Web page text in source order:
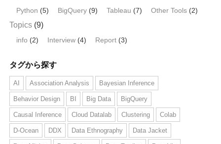
Python (5) BigQuery (9) Tableau (7) Other Tools (2)
Topics (9)
info (2) Interview (4) Report (3)
タグから探す
AI Association Analysis Bayesian Inference
Behavior Design BI Big Data BigQuery
Causal Inference Cloud Datalab Clustering Colab
D-Ocean DDX Data Ethnography Data Jacket